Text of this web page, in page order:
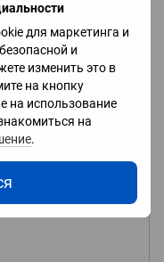
для маркетинга и
и
изменить это в
на кнопку
на использование
на
.
железо фосфатный
48 в 5кВт
5.12kwh LPBA48100-
OL LiFePO4
49 385 грн